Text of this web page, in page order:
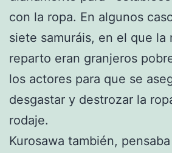
con la ropa. En algunos
siete samuráis, en el que la
reparto eran granjeros
los actores para que se
desgastar y destrozar la
rodaje.
Kurosawa también,